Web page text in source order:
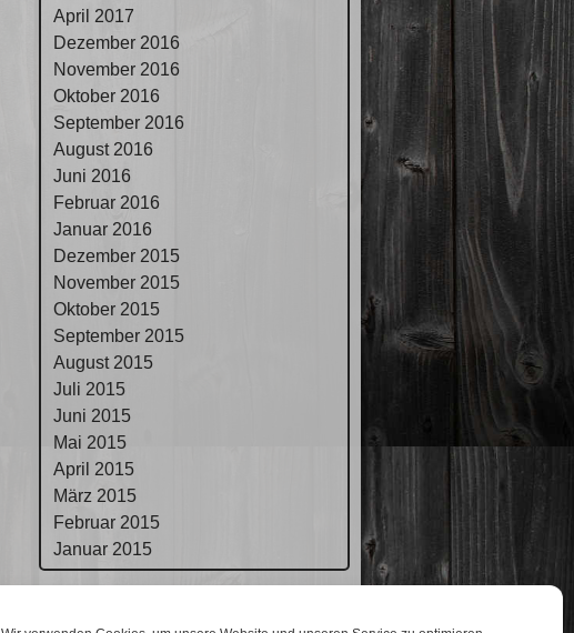
April 2017
Dezember 2016
November 2016
Oktober 2016
September 2016
August 2016
Juni 2016
Februar 2016
Januar 2016
Dezember 2015
November 2015
Oktober 2015
September 2015
August 2015
Juli 2015
Juni 2015
Mai 2015
April 2015
März 2015
Februar 2015
Januar 2015